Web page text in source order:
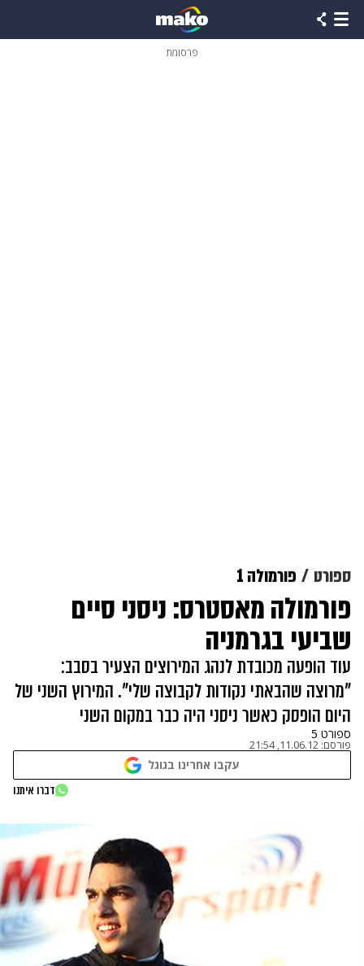
פרסומת
ספורט פורמולה 1
פורמולה מאסטרס: ניסני סיים
שביעי בגרמניה
עוד הופעה מכובדת לנהג המירוצים הצעיר בסבב:
"מרוצה שהבאתי נקודות לקבוצה שלי". המירוץ השני של
היום הופסק כאשר ניסני היה כבר במקום השני
ספורט 5
פורסם: 11.06.12, 21:54
עקבו אחרינו בגוגל
דברו איתנו